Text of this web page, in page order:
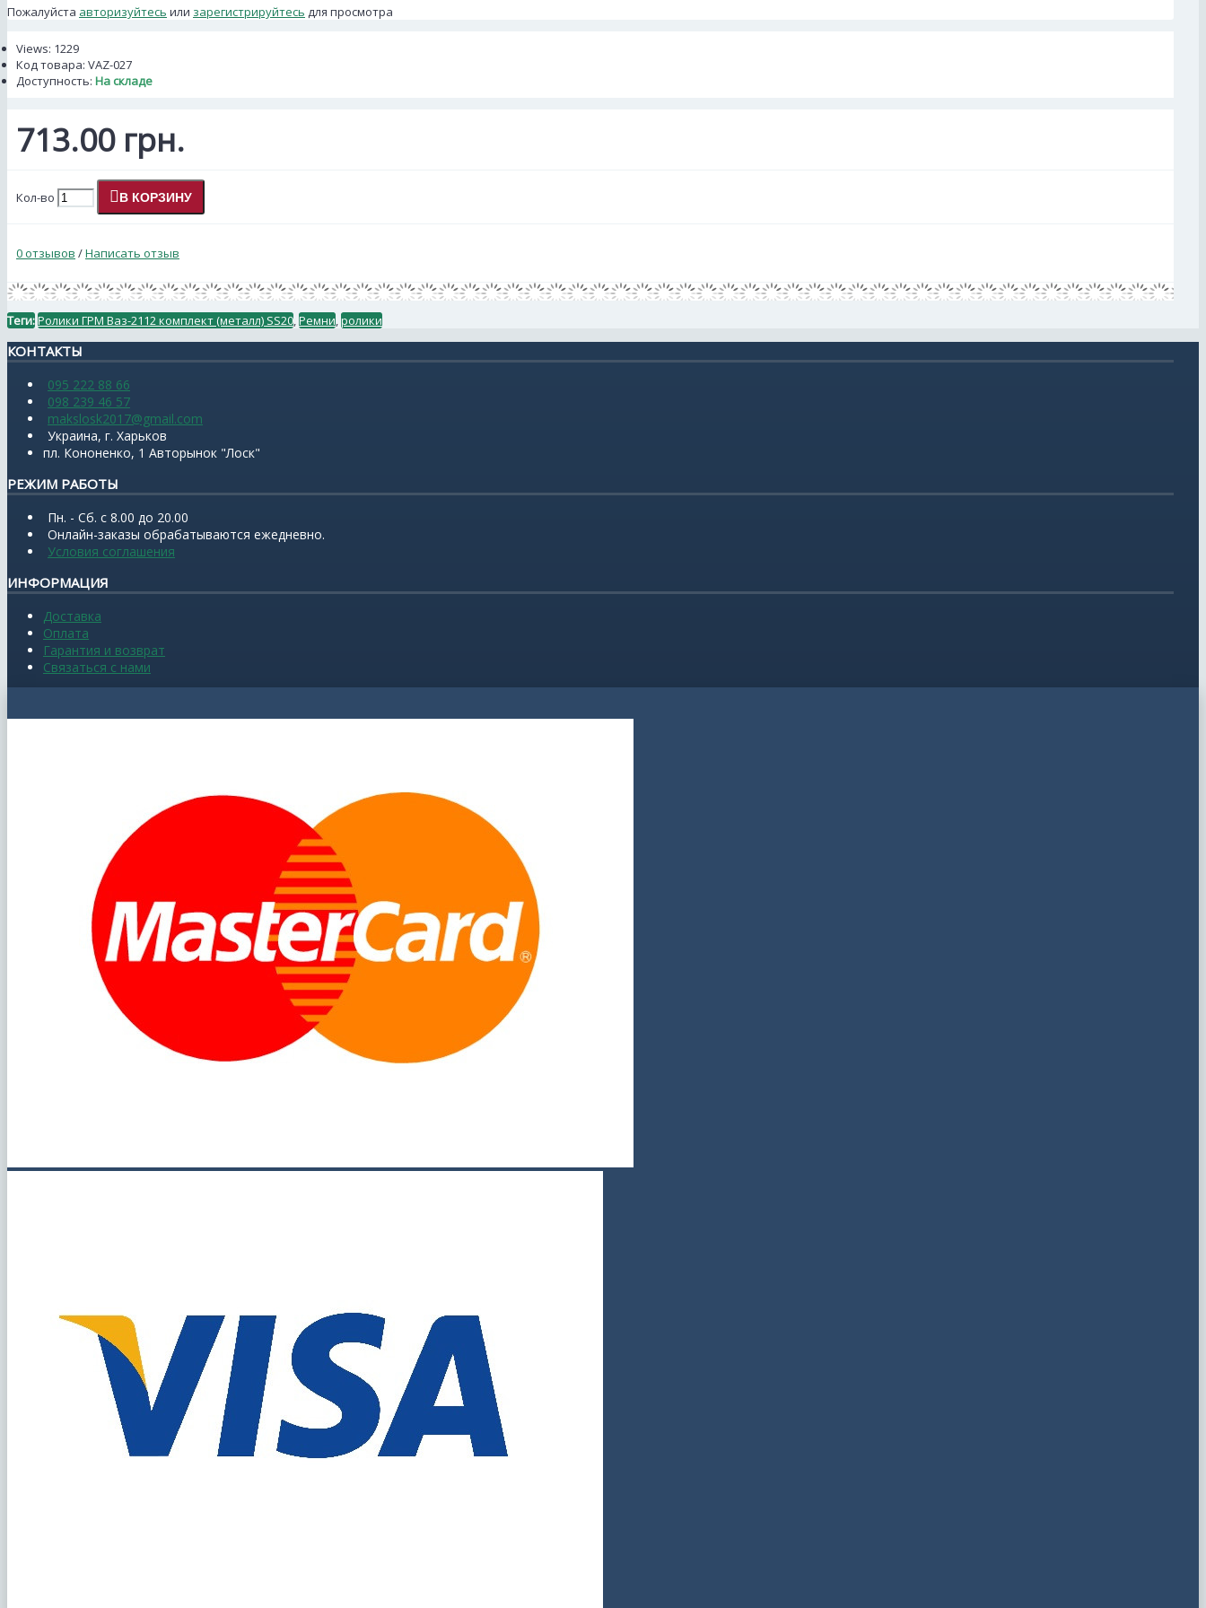
Пожалуйста авторизуйтесь или зарегистрируйтесь для просмотра
Views: 1229
Код товара: VAZ-027
Доступность: На складе
713.00 грн.
Кол-во В КОРЗИНУ
0 отзывов /Написать отзыв
Теги:Ролики ГРМ Ваз-2112 комплект (металл) SS20,Ремни,ролики
КОНТАКТЫ
095 222 88 66
098 239 46 57
makslosk2017@gmail.com
Украина, г. Харьков
пл. Кононенко, 1 Авторынок "Лоск"
РЕЖИМ РАБОТЫ
Пн. - Сб. с 8.00 до 20.00
Онлайн-заказы обрабатываются ежедневно.
Условия соглашения
ИНФОРМАЦИЯ
Доставка
Оплата
Гарантия и возврат
Связаться с нами